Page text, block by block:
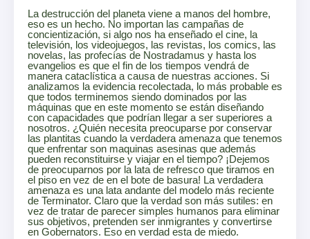
La destrucción del planeta viene a manos del hombre,
eso es un hecho. No importan las campañas de
concientización, si algo nos ha enseñado el cine, la
televisión, los videojuegos, las revistas, los comics, las
novelas, las profecías de Nostradamus y hasta los
evangelios es que el fin de los tiempos vendrá de
manera cataclística a causa de nuestras acciones. Si
analizamos la evidencia recolectada, lo más probable es
que todos terminemos siendo dominados por las
máquinas que en este momento se están diseñando
con capacidades que podrían llegar a ser superiores a
nosotros. ¿Quién necesita preocuparse por conservar
las plantitas cuando la verdadera amenaza que tenemos
que enfrentar son maquinas asesinas que además
pueden reconstituirse y viajar en el tiempo? ¡Dejemos
de preocuparnos por la lata de refresco que tiramos en
el piso en vez de en el bote de basura! La verdadera
amenaza es una lata andante del modelo más reciente
de Terminator. Claro que la verdad son más sutiles: en
vez de tratar de parecer simples humanos para eliminar
sus objetivos, pretenden ser inmigrantes y convertirse
en Gobernators. Eso en verdad esta de miedo.